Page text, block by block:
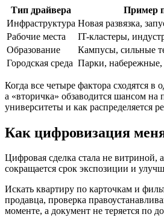
Тип драйвера Пример
Инфраструктура Новая развязка,
Рабочие места
IT-кластеры,
Образование
Кампусы, сильные
Городская среда Парки, набережные,
Когда все четыре фактора сходятся
а «вторичка» обзаводится шансом на
университеты и как распределяется
Как цифровизация
Цифровая сделка стала не витриной,
сокращается срок экспозиции и
Искать квартиру по карточкам и
продавца, проверка
моменте, а документ не теряется по